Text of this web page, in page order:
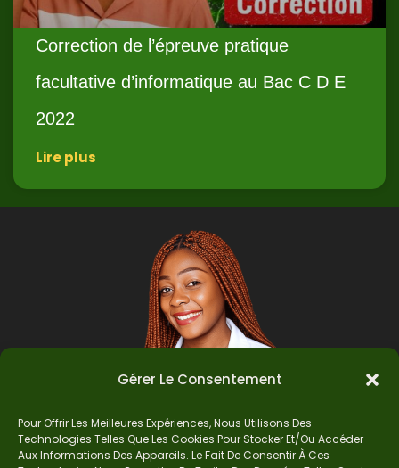
Gérer Le Consentement
Pour Offrir Les Meilleures Expériences, Nous Utilisons Des
Technologies Telles Que Les Cookies Pour Stocker Et/ou Accéder
Aux Informations Des Appareils. Le Fait De Consentir À Ces
Correction de l’épreuve pratique
facultative d’informatique au Bac C D E
2022
Lire plus
Auteur